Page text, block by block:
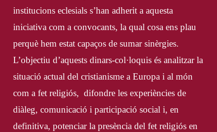
institucions eclesials s’han adherit a aquesta
iniciativa com a convocants, la qual cosa ens plau
perquè hem estat capaços de sumar sinèrgies.
L’objectiu d’aquests dinars-col·loquis és analitzar la
situació actual del cristianisme a Europa i al món
com a fet religiós, difondre les experiències de
diàleg, comunicació i participació social i, en
definitiva, potenciar la presència del fet religiós en